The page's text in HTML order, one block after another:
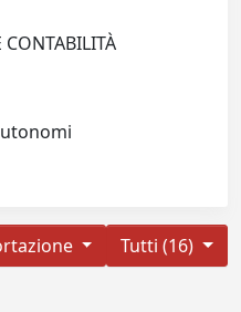
CONTABILITÀ
Tutti (16)